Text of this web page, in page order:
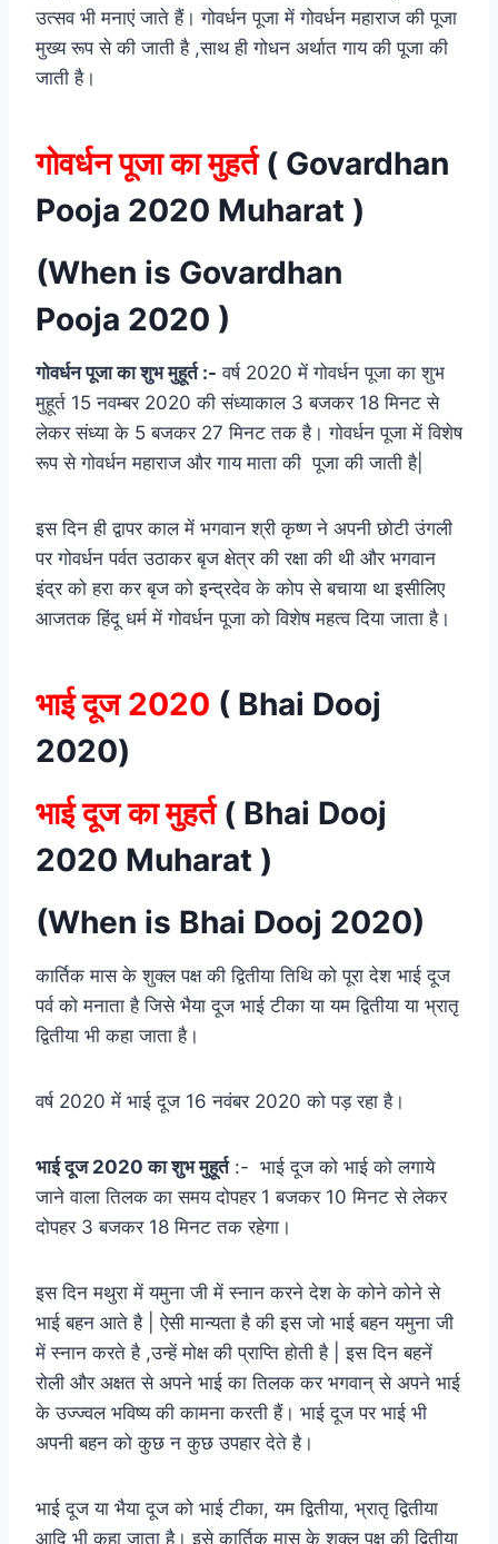
उत्सव भी मनाएं जाते हैं। गोवर्धन पूजा में गोवर्धन महाराज की पूजा
मुख्य रूप से की जाती है ,साथ ही गोधन अर्थात गाय की पूजा की
जाती है।
गोवर्धन पूजा का मुहर्त( Govardhan
Pooja 2020 Muharat )
(When is Govardhan
Pooja 2020 )
गोवर्धन पूजा का शुभ मुहूर्त :- वर्ष 2020 में गोवर्धन पूजा का शुभ
मुहूर्त 15 नवम्बर 2020 की संध्याकाल 3 बजकर 18 मिनट से
लेकर संध्या के 5 बजकर 27 मिनट तक है। गोवर्धन पूजा में विशेष
रूप से गोवर्धन महाराज और गाय माता की पूजा की जाती है|
इस दिन ही द्वापर काल में भगवान श्री कृष्ण ने अपनी छोटी उंगली
पर गोवर्धन पर्वत उठाकर बृज क्षेत्र की रक्षा की थी और भगवान
इंद्र को हरा कर बृज को इन्द्रदेव के कोप से बचाया था इसीलिए
आजतक हिंदू धर्म में गोवर्धन पूजा को विशेष महत्व दिया जाता है।
भाई दूज 2020 ( Bhai Dooj
2020)
भाई दूजका मुहर्त( Bhai Dooj
2020 Muharat )
(When is Bhai Dooj 2020)
कार्तिक मास के शुक्ल पक्ष की द्वितीया तिथि को पूरा देश भाई दूज
पर्व को मनाता है जिसे भैया दूज भाई टीका या यम द्वितीया या भ्रातृ
द्वितीया भी कहा जाता है।
वर्ष 2020 में भाई दूज 16 नवंबर 2020 को पड़ रहा है।
भाई दूज 2020 का शुभ मुहूर्त:- भाई दूज को भाई को लगाये
जाने वाला तिलक का समय दोपहर 1 बजकर 10 मिनट से लेकर
दोपहर 3 बजकर 18 मिनट तक रहेगा।
इस दिन मथुरा में यमुना जी में स्नान करने देश के कोने कोने से
भाई बहन आते है | ऐसी मान्यता है की इस जो भाई बहन यमुना जी
में स्नान करते है ,उन्हें मोक्ष की प्राप्ति होती है | इस दिन बहनें
रोली और अक्षत से अपने भाई का तिलक कर भगवान् से अपने भाई
के उज्ज्वल भविष्य की कामना करती हैं। भाई दूज पर भाई भी
अपनी बहन को कुछ न कुछ उपहार देते है।
भाई दूज या भैया दूज को भाई टीका, यम द्वितीया, भ्रातृ द्वितीया
आदि भी कहा जाता है। इसे कार्तिक मास के शुक्ल पक्ष की द्वितीया